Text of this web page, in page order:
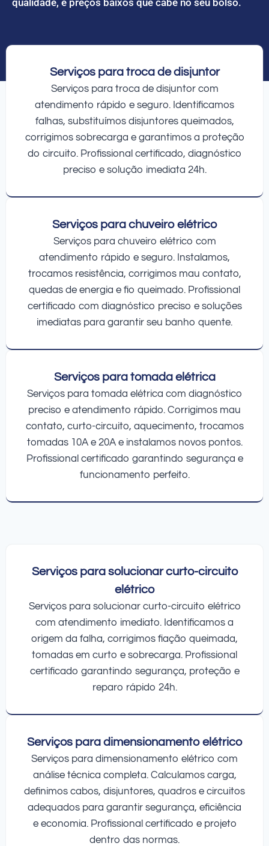
Serviços para troca de disjuntor
Serviços para troca de disjuntor com
atendimento rápido e seguro. Identificamos
falhas, substituímos disjuntores queimados,
corrigimos sobrecarga e garantimos a proteção
do circuito. Profissional certificado, diagnóstico
preciso e solução imediata 24h.
Serviços para chuveiro elétrico
Serviços para chuveiro elétrico com
atendimento rápido e seguro. Instalamos,
trocamos resistência, corrigimos mau contato,
quedas de energia e fio queimado. Profissional
certificado com diagnóstico preciso e soluções
imediatas para garantir seu banho quente.
Serviços para tomada elétrica
Serviços para tomada elétrica com diagnóstico
preciso e atendimento rápido. Corrigimos mau
contato, curto-circuito, aquecimento, trocamos
tomadas 10A e 20A e instalamos novos pontos.
Profissional certificado garantindo segurança e
funcionamento perfeito.
Serviços para solucionar curto-circuito
elétrico
Serviços para solucionar curto-circuito elétrico
com atendimento imediato. Identificamos a
origem da falha, corrigimos fiação queimada,
tomadas em curto e sobrecarga. Profissional
certificado garantindo segurança, proteção e
reparo rápido 24h.
Serviços para dimensionamento elétrico
Serviços para dimensionamento elétrico com
análise técnica completa. Calculamos carga,
definimos cabos, disjuntores, quadros e circuitos
adequados para garantir segurança, eficiência
e economia. Profissional certificado e projeto
dentro das normas.